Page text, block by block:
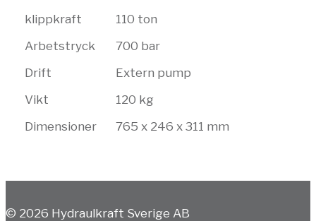
klippkraft
110 ton
Arbetstryck
700 bar
Drift
Extern pump
Vikt
120 kg
Dimensioner
765 x 246 x 311 mm
© 2026 Hydraulkraft Sverige AB